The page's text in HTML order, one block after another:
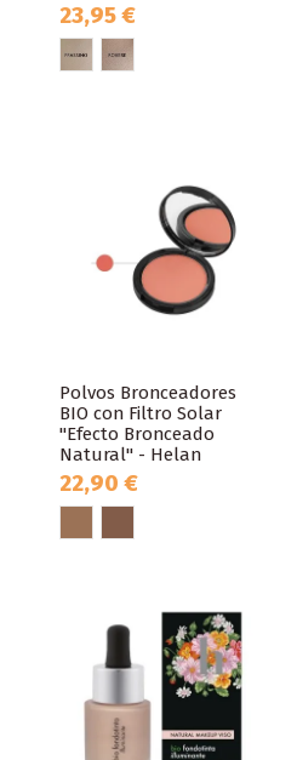
23,95 €
Polvos Bronceadores
BIO con Filtro Solar
"Efecto Bronceado
Natural" - Helan
22,90 €